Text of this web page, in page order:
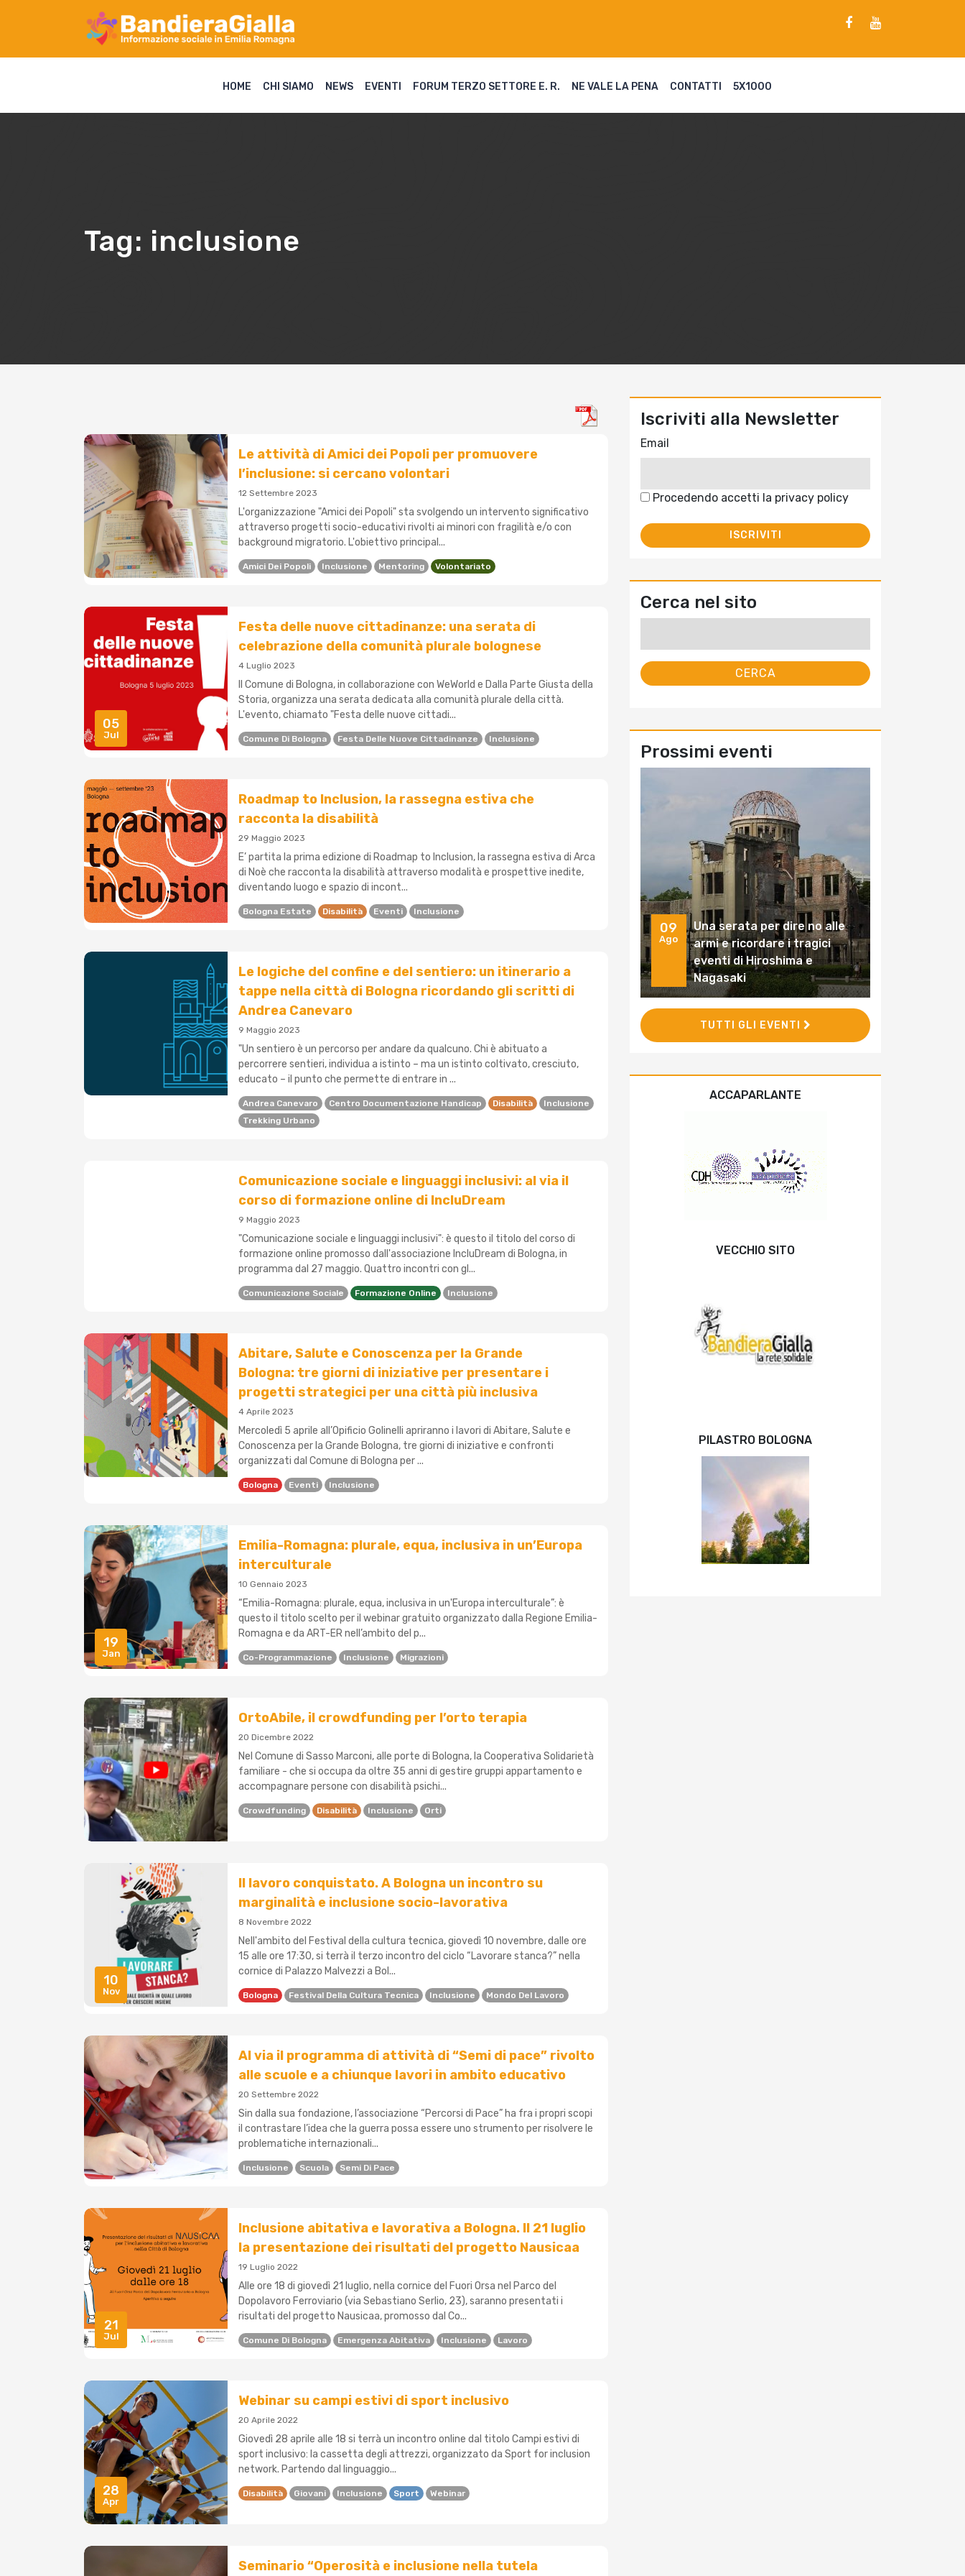
HOME CHI SIAMO NEWS EVENTI FORUM TERZO SETTORE E. R. NE VALE LA PENA CONTATTI 5X1000
Tag: inclusione
Le attività di Amici dei Popoli per promuovere
l’inclusione: si cercano volontari
12 Settembre 2023
L'organizzazione "Amici dei Popoli" sta svolgendo un intervento significativo
attraverso progetti socio-educativi rivolti ai minori con fragilità e/o con
background migratorio. L'obiettivo principal...
Amici Dei Popoli Inclusione Mentoring Volontariato
05
Jul
Festa delle nuove cittadinanze: una serata di
celebrazione della comunità plurale bolognese
4 Luglio 2023
Il Comune di Bologna, in collaborazione con WeWorld e Dalla Parte Giusta della
Storia, organizza una serata dedicata alla comunità plurale della città.
L'evento, chiamato "Festa delle nuove cittadi...
Comune Di Bologna Festa Delle Nuove Cittadinanze Inclusione
Roadmap to Inclusion, la rassegna estiva che
racconta la disabilità
29 Maggio 2023
E’ partita la prima edizione di Roadmap to Inclusion, la rassegna estiva di Arca
di Noè che racconta la disabilità attraverso modalità e prospettive inedite,
diventando luogo e spazio di incont...
Bologna Estate Disabilità Eventi Inclusione
Le logiche del confine e del sentiero: un itinerario a
tappe nella città di Bologna ricordando gli scritti di
Andrea Canevaro
9 Maggio 2023
"Un sentiero è un percorso per andare da qualcuno. Chi è abituato a
percorrere sentieri, individua a istinto – ma un istinto coltivato, cresciuto,
educato – il punto che permette di entrare in ...
Andrea Canevaro Centro Documentazione Handicap Disabilità
Inclusione
Trekking Urbano
Comunicazione sociale e linguaggi inclusivi: al via il
corso di formazione online di IncluDream
9 Maggio 2023
"Comunicazione sociale e linguaggi inclusivi": è questo il titolo del corso di
formazione online promosso dall'associazione IncluDream di Bologna, in
programma dal 27 maggio. Quattro incontri con gl...
Comunicazione Sociale Formazione Online Inclusione
Abitare, Salute e Conoscenza per la Grande
Bologna: tre giorni di iniziative per presentare i
progetti strategici per una città più inclusiva
4 Aprile 2023
Mercoledì 5 aprile all’Opificio Golinelli apriranno i lavori di Abitare, Salute e
Conoscenza per la Grande Bologna, tre giorni di iniziative e confronti
organizzati dal Comune di Bologna per ...
Bologna Eventi Inclusione
19
Jan
Emilia-Romagna: plurale, equa, inclusiva in un’Europa
interculturale
10 Gennaio 2023
“Emilia-Romagna: plurale, equa, inclusiva in un'Europa interculturale”: è
questo il titolo scelto per il webinar gratuito organizzato dalla Regione Emilia-
Romagna e da ART-ER nell’ambito del p...
Co-Programmazione Inclusione Migrazioni
OrtoAbile, il crowdfunding per l’orto terapia
20 Dicembre 2022
Nel Comune di Sasso Marconi, alle porte di Bologna, la Cooperativa Solidarietà
familiare - che si occupa da oltre 35 anni di gestire gruppi appartamento e
accompagnare persone con disabilità psichi...
Crowdfunding Disabilità Inclusione Orti
10
Nov
Il lavoro conquistato. A Bologna un incontro su
marginalità e inclusione socio-lavorativa
8 Novembre 2022
Nell'ambito del Festival della cultura tecnica, giovedì 10 novembre, dalle ore
15 alle ore 17:30, si terrà il terzo incontro del ciclo “Lavorare stanca?” nella
cornice di Palazzo Malvezzi a Bol...
Bologna Festival Della Cultura Tecnica Inclusione Mondo Del Lavoro
Al via il programma di attività di “Semi di pace” rivolto
alle scuole e a chiunque lavori in ambito educativo
20 Settembre 2022
Sin dalla sua fondazione, l’associazione “Percorsi di Pace” ha fra i propri scopi
il contrastare l’idea che la guerra possa essere uno strumento per risolvere le
problematiche internazionali...
Inclusione Scuola Semi Di Pace
21
Jul
Inclusione abitativa e lavorativa a Bologna. Il 21 luglio
la presentazione dei risultati del progetto Nausicaa
19 Luglio 2022
Alle ore 18 di giovedì 21 luglio, nella cornice del Fuori Orsa nel Parco del
Dopolavoro Ferroviario (via Sebastiano Serlio, 23), saranno presentati i
risultati del progetto Nausicaa, promosso dal Co...
Comune Di Bologna Emergenza Abitativa Inclusione Lavoro
28
Apr
Webinar su campi estivi di sport inclusivo
20 Aprile 2022
Giovedì 28 aprile alle 18 si terrà un incontro online dal titolo Campi estivi di
sport inclusivo: la cassetta degli attrezzi, organizzato da Sport for inclusion
network. Partendo dal linguaggio...
Disabilità Giovani Inclusione Sport Webinar
Seminario “Operosità e inclusione nella tutela
Iscriviti alla Newsletter
Email
Procedendo accetti la privacy policy
Cerca nel sito
Prossimi eventi
09
Ago
Una serata per dire no alle
armi e ricordare i tragici
eventi di Hiroshima e
Nagasaki
TUTTI GLI EVENTI
ACCAPARLANTE
VECCHIO SITO
PILASTRO BOLOGNA